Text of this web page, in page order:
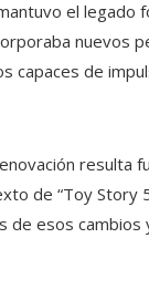
el legado
nuevos
capaces de
resulta
de “Toy Story
de esos cambios